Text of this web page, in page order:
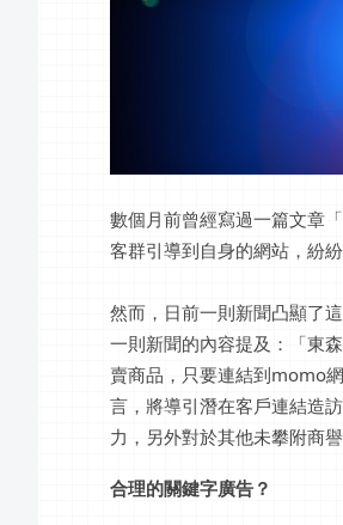
數個月前曾經寫過一篇文章
客群引導到自身的網站，紛
然而，日前一則新聞凸顯了
一則新聞的內容提及：「東
賣商品，只要連結到momo
言，將導引潛在客戶連結造
力，另外對於其他未攀附商
合理的關鍵字廣告？